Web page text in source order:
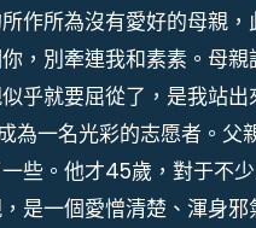
作所為沒有愛好的母親
，別牽連我和素素。母
乎就要屈從了，是我站
為一名光彩的志愿者。
些。他才45歲，對于不
是一個愛憎清楚、渾身